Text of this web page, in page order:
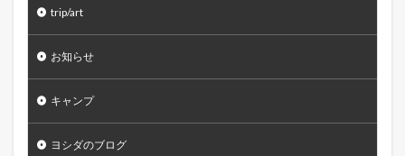
trip/art
お知らせ
キャンプ
ヨシダのブログ